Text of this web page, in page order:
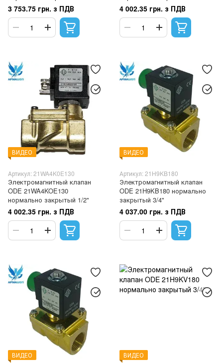
3 753.75 грн. з ПДВ 4 002.35 грн. з ПДВ
ВИДЕО
Артикул: 21WA4K0E130
Электромагнитный клапан
ODE 21WA4KOE130
нормально закрытый 1/2"
4 002.35 грн. з ПДВ
ВИДЕО
Артикул: 21H9KB180
Электромагнитный клапан
ODE 21H9KB180 нормально
закрытый 3/4"
4 037.00 грн. з ПДВ
ВИДЕО ВИДЕО